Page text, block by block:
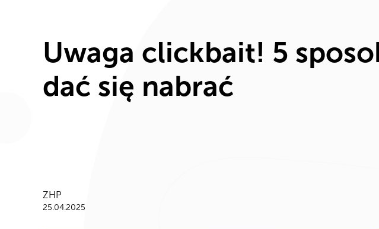
Uwaga clickbait! 5
dać się nabrać
ZHP
25.04.2025